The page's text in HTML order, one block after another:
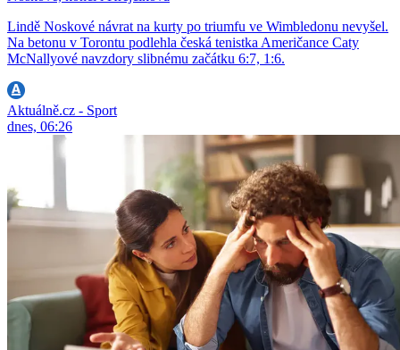
Lindě Noskové návrat na kurty po triumfu ve Wimbledonu nevyšel.
Na betonu v Torontu podlehla česká tenistka Američance Caty
McNallyové navzdory slibnému začátku 6:7, 1:6.
Aktuálně.cz - Sport
dnes, 06:26